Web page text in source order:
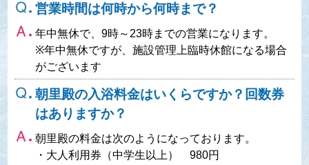
営業時間は何時から何時まで？
年中無休で、9時～23時までの営業になります。
※年中無休ですが、施設管理上臨時休館になる場合
がございます
朝里殿の入浴料金はいくらですか？回数券
はありますか？
朝里殿の料金は次のようになっております。
・大人利用券（中学生以上） 980円